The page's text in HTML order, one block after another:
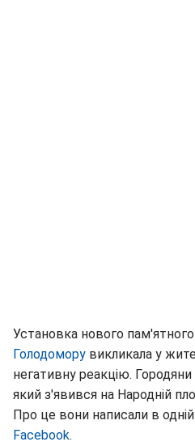
Установка нового
Голодомору викликала у
негативну реакцію.
який з'явився на Народній
Про це вони написали в
Facebook.